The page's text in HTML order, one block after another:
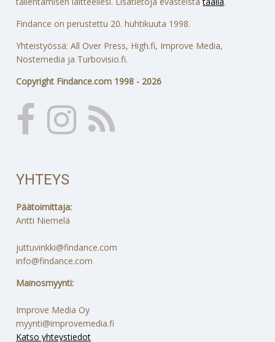
Findance on perustettu 20. huhtikuuta 1998.
Yhteistyössä: All Over Press, High.fi, Improve Media,
Nostemedia ja Turbovisio.fi.
Copyright Findance.com 1998 - 2026
YHTEYS
Päätoimittaja:
Antti Niemelä
juttuvinkki@findance.com
info@findance.com
Mainosmyynti:
Improve Media Oy
myynti@improvemedia.fi
Katso yhteystiedot